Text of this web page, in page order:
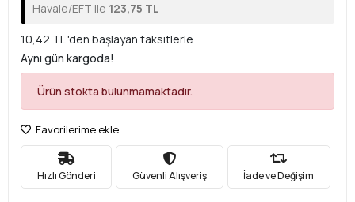
Havale/EFT ile 123,75 TL
10,42 TL 'den başlayan taksitlerle
Aynı gün kargoda!
Ürün stokta bulunmamaktadır.
Favorilerime ekle
Hızlı Gönderi Güvenli Alışveriş İade ve Değişim